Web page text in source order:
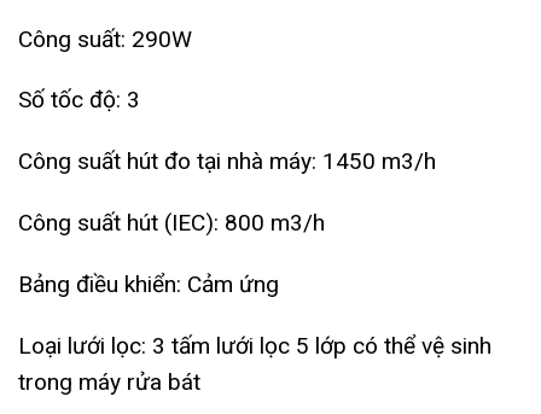
Công suất: 290W
Số tốc độ: 3
Công suất hút đo tại nhà máy: 1450 m3/h
Công suất hút (IEC): 800 m3/h
Bảng điều khiển: Cảm ứng
Loại lưới lọc: 3 tấm lưới lọc 5 lớp có thể vệ sinh
trong máy rửa bát